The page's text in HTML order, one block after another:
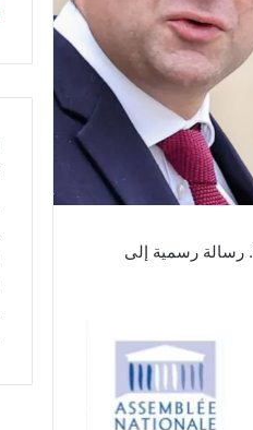
وجّه النائب الفرنسي عن منطقة الألب البحرية الفرنسية، إيريك سيوتي، في 29 سبتمبر 2025. رسالة رسمية إلى